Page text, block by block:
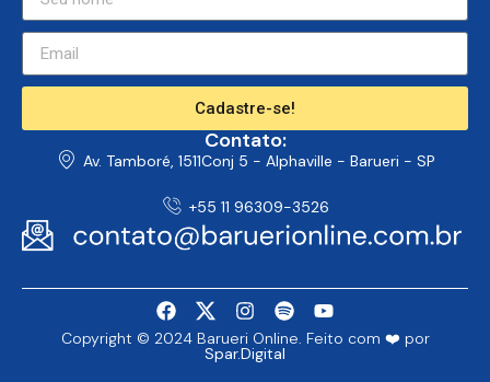
Cadastre-se!
Contato:
Av. Tamboré, 1511Conj 5 - Alphaville - Barueri - SP
+55 11 96309-3526
Copyright © 2024 Barueri Online. Feito com ❤️ por
Spar.Digital